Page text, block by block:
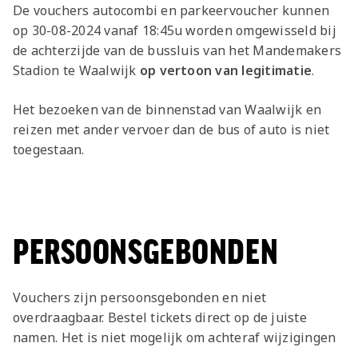
De vouchers autocombi en parkeervoucher kunnen
op 30-08-2024 vanaf 18:45u worden omgewisseld bij
de achterzijde van de bussluis van het Mandemakers
Stadion te Waalwijk op vertoon van legitimatie.
Het bezoeken van de binnenstad van Waalwijk en
reizen met ander vervoer dan de bus of auto is niet
toegestaan.
PERSOONSGEBONDEN
Vouchers zijn persoonsgebonden en niet
overdraagbaar. Bestel tickets direct op de juiste
namen. Het is niet mogelijk om achteraf wijzigingen